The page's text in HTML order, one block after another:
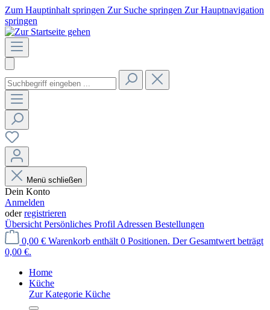
Zum Hauptinhalt springen Zur Suche springen Zur Hauptnavigation
springen
Menü schließen
Dein Konto
Anmelden
oderregistrieren
Übersicht Persönliches Profil Adressen Bestellungen
0,00 € Warenkorb enthält 0 Positionen. Der Gesamtwert beträgt
0,00 €.
Home
Küche
Zur Kategorie Küche